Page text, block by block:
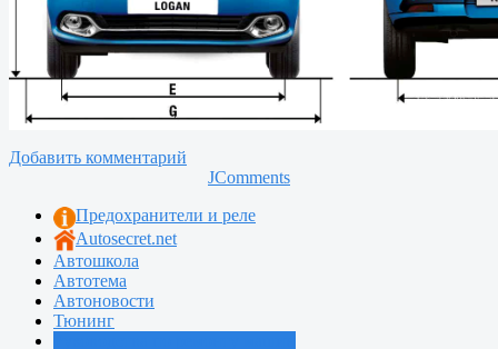
Добавить комментарий
JComments
Предохранители и реле
Autosecret.net
Автошкола
Автотема
Автоновости
Тюнинг